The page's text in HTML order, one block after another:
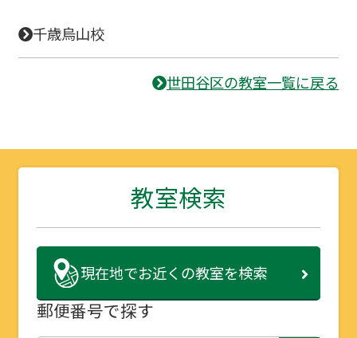
千歳烏山校
世田谷区の教室一覧に戻る
教室検索
現在地でお近くの教室を検索
郵便番号で探す